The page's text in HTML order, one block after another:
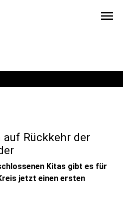
menu
Rückkehr der
Kitas gibt es für
jetzt einen ersten